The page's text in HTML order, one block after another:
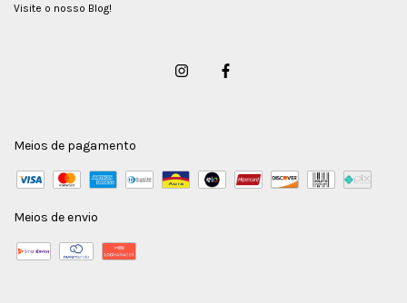
Visite o nosso Blog!
Meios de pagamento
Meios de envio